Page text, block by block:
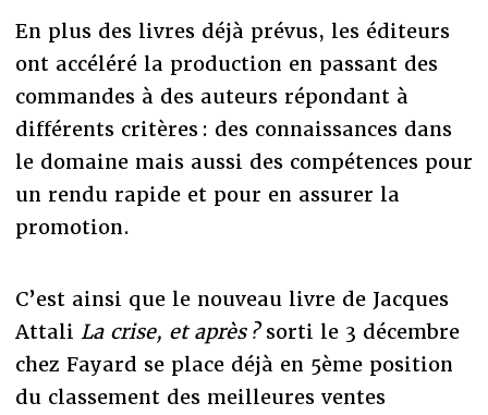
En plus des livres déjà prévus, les éditeurs
ont accéléré la production en passant des
commandes à des auteurs répondant à
différents critères : des connaissances dans
le domaine mais aussi des compétences pour
un rendu rapide et pour en assurer la
promotion.
C’est ainsi que le nouveau livre de Jacques
Attali La crise, et après ?sorti le 3 décembre
chez Fayard se place déjà en 5ème position
du classement des meilleures ventes